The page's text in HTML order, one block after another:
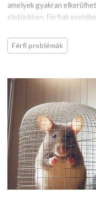
amelyek gyakran
életünkben. Férfiak
Férfi problémák